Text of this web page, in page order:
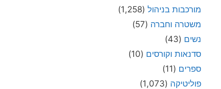
מורכבות בניהול (1,258)
משטרה וחברה (57)
נשים (43)
סדנאות וקורסים (10)
ספרים (11)
פוליטיקה (1,073)